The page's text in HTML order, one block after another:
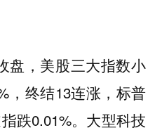
盘，美股三大指数小
，终结13连涨，标普
跌0.01%。大型科技